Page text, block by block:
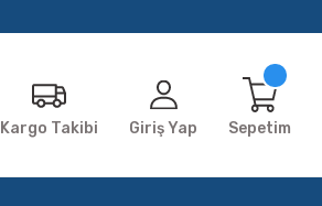
Kargo Takibi Giriş Yap Sepetim